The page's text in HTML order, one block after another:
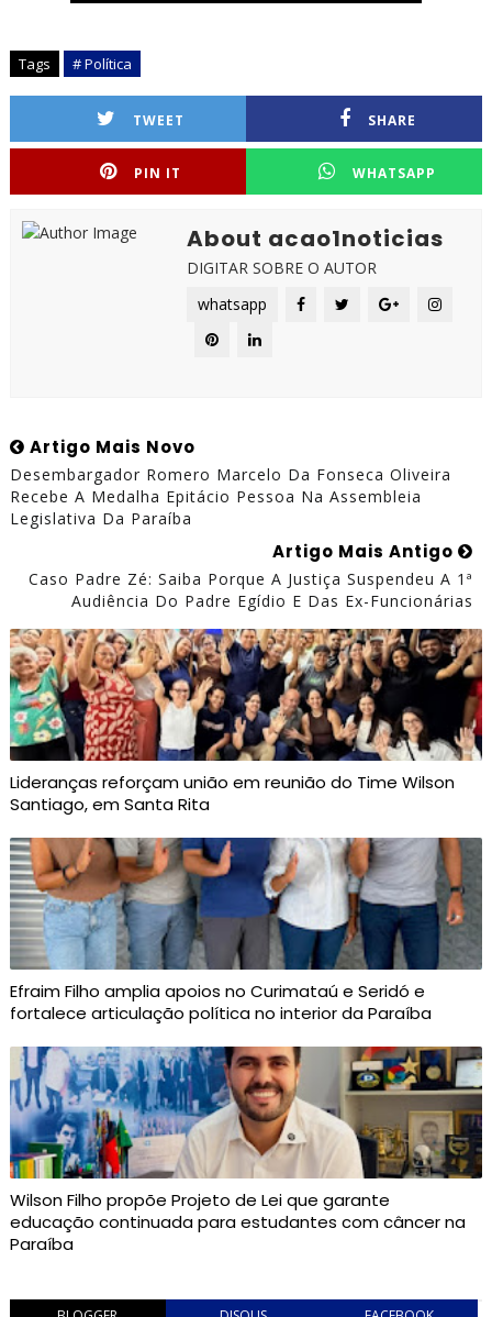
Tags # Política
TWEET SHARE
PIN IT WHATSAPP
About acao1noticias
DIGITAR SOBRE O AUTOR
whatsapp
Artigo Mais Novo
Desembargador Romero Marcelo Da Fonseca Oliveira
Recebe A Medalha Epitácio Pessoa Na Assembleia
Legislativa Da Paraíba
Artigo Mais Antigo
Caso Padre Zé: Saiba Porque A Justiça Suspendeu A 1ª
Audiência Do Padre Egídio E Das Ex-Funcionárias
Lideranças reforçam união em reunião do Time Wilson
Santiago, em Santa Rita
Efraim Filho amplia apoios no Curimataú e Seridó e
fortalece articulação política no interior da Paraíba
Wilson Filho propõe Projeto de Lei que garante
educação continuada para estudantes com câncer na
Paraíba